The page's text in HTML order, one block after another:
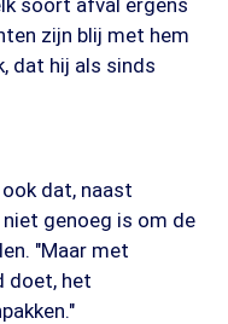
soort afval ergens
zijn blij met hem
dat hij als sinds
dat, naast
genoeg is om de
"Maar met
doet, het